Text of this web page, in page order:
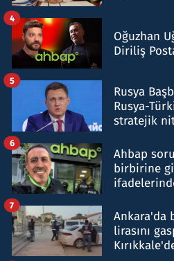
Oğuzhan
Diriliş
4
Rusya
Rusya-
stratejik
5
Ahbap
birbirine
6
Ankara'da
lirasını
7